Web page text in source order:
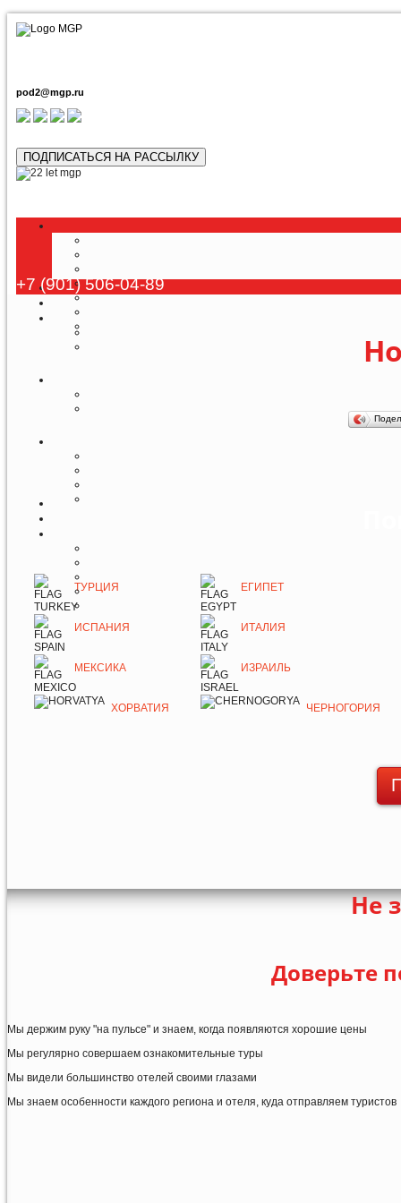
pod2@mgp.ru
ПОДПИСАТЬСЯ НА РАССЫЛКУ
+7 (901) 506-04-89
ТУРЦИЯ ЕГИПЕТ
ИСПАНИЯ ИТАЛИЯ
МЕКСИКА ИЗРАИЛЬ
ХОРВАТИЯ ЧЕРНОГОРИЯ
Не
Доверьте
Мы держим руку "на пульсе" и знаем, когда появляются хорошие цены
Мы регулярно совершаем ознакомительные туры
Мы видели большинство отелей своими глазами
Мы знаем особенности каждого региона и отеля, куда отправляем туристов